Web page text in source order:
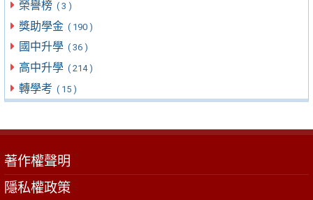
榮譽榜 ( 3 )
獎助學金 ( 190 )
國中升學 ( 36 )
高中升學 ( 214 )
轉學考 ( 15 )
著作權聲明
隱私權政策